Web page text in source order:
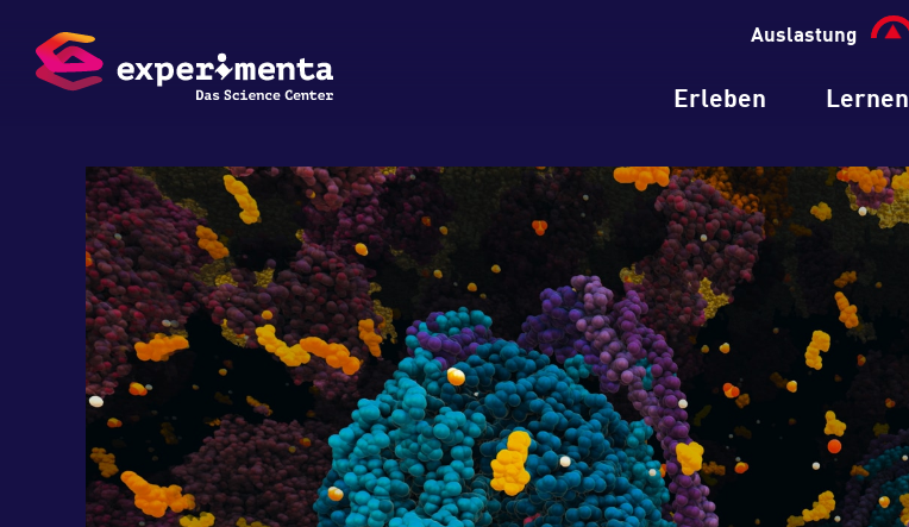
Auslastung
Erleben Lernen